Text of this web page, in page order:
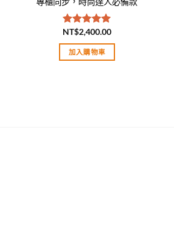
評分5.00
滿分 5
NT$2,400.00
加入購物車